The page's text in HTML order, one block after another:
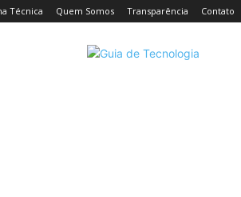
Técnica Quem Somos Transparência Contato